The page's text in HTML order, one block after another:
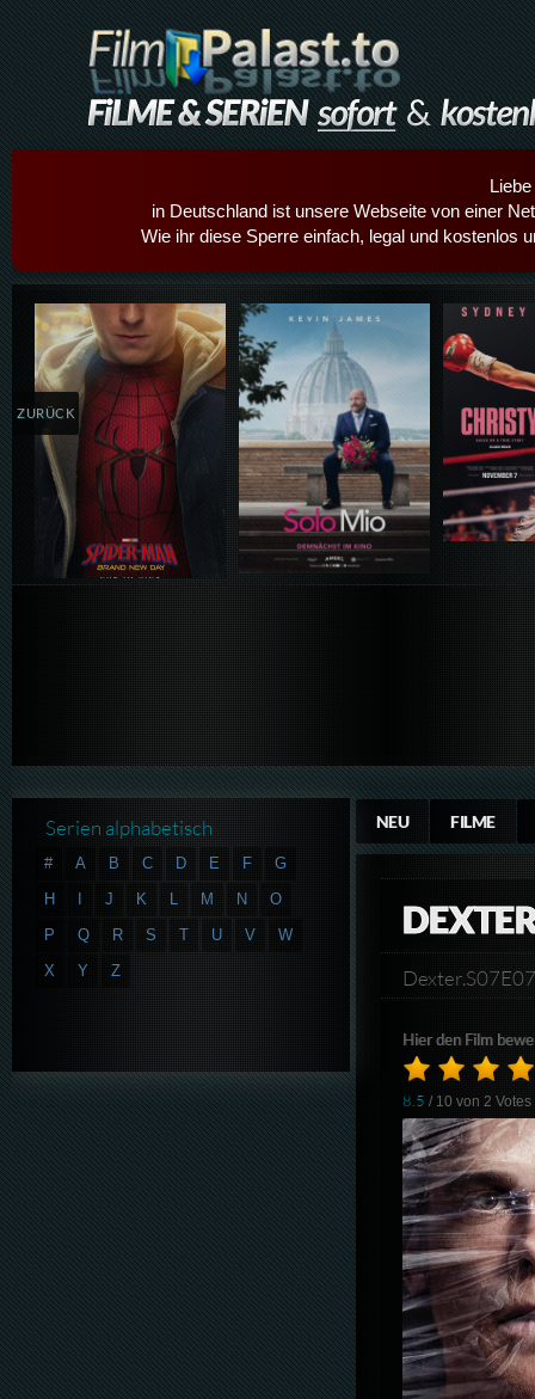
in Deutschland ist unsere Webseite von einer
Wie ihr diese Sperre einfach, legal und kostenlos
Details,Play Details,Play
ZURÜCK
NEU FILME
Hier den Film
8.5 / 10 von2 Votes
Serien alphabetisch
# A B C D E F
G
H
I J K L M N
O
P
Q R S T U V
W
X
Y Z